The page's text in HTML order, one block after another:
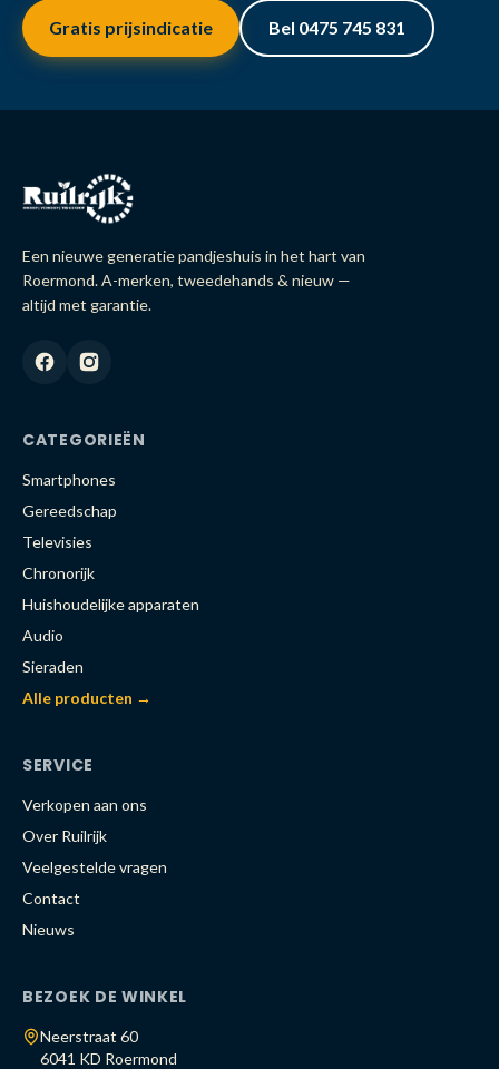
Gratis prijsindicatie Bel 0475 745 831
Een nieuwe generatie pandjeshuis in het hart van
Roermond. A-merken, tweedehands & nieuw —
altijd met garantie.
CATEGORIEËN
Smartphones
Gereedschap
Televisies
Chronorijk
Huishoudelijke apparaten
Audio
Sieraden
Alle producten →
SERVICE
Verkopen aan ons
Over Ruilrijk
Veelgestelde vragen
Contact
Nieuws
BEZOEK DE WINKEL
Neerstraat 60
6041 KD Roermond